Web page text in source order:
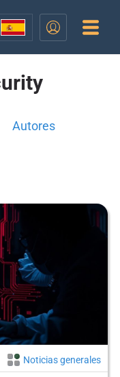
Autores
Noticias generales